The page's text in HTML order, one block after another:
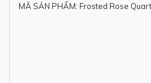
MÃ SẢN PHẨM: Frosted Rose